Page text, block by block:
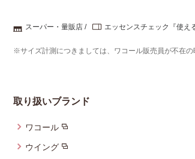
スーパー・量販店 エッセンスチェック『使え
※サイズ計測につきましては、ワコール販売員が不在
取り扱いブランド
ワコール
ウイング